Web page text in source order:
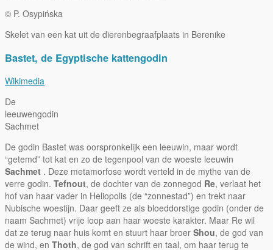
© P. Osypińska
Skelet van een kat uit de dierenbegraafplaats in Berenike
Bastet, de Egyptische kattengodin
Wikimedia
De
leeuwengodin
Sachmet
De godin Bastet was oorspronkelijk een leeuwin, maar wordt
“getemd” tot kat en zo de tegenpool van de woeste leeuwin
Sachmet . Deze metamorfose wordt verteld in de mythe van de
verre godin. Tefnout, de dochter van de zonnegod Re, verlaat het
hof van haar vader in Heliopolis (de “zonnestad”) en trekt naar
Nubische woestijn. Daar geeft ze als bloeddorstige godin (onder de
naam Sachmet) vrije loop aan haar woeste karakter. Maar Re wil
dat ze terug naar huis komt en stuurt haar broer Shou, de god van
de wind, en Thoth, de god van schrift en taal, om haar terug te